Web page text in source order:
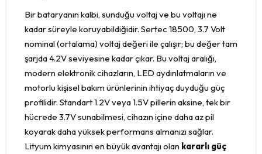
Bir bataryanın kalbi, sunduğu voltaj ve bu voltajı ne
kadar süreyle koruyabildiğidir. Sertec 18500, 3.7 Volt
nominal (ortalama) voltaj değeri ile çalışır; bu değer tam
şarjda 4.2V seviyesine kadar çıkar. Bu voltaj aralığı,
modern elektronik cihazların, LED aydınlatmaların ve
motorlu kişisel bakım ürünlerinin ihtiyaç duyduğu güç
profilidir. Standart 1.2V veya 1.5V pillerin aksine, tek bir
hücrede 3.7V sunabilmesi, cihazın içine daha az pil
koyarak daha yüksek performans almanızı sağlar.
Lityum kimyasının en büyük avantajı olan kararlı güç